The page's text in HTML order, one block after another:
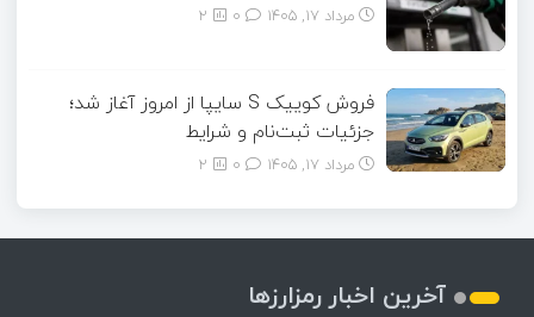
مرداد ۱۷, ۱۴۰۵ 2
فروش کوییک S سایپا از امروز آغاز شد؛
جزئیات ثبت‌نام و شرایط
مرداد ۱۷, ۱۴۰۵ 2
آخرین اخبار رمزارزها